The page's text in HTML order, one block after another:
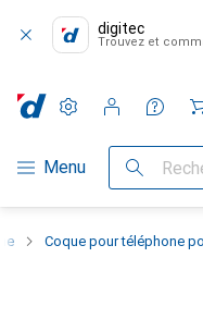
digitec
Trouvez et
Navigation par catégorie
Menu Recherche
Paramètres
Compte client
Listes de
Listes d'envies
Panier
Coque pour téléphone